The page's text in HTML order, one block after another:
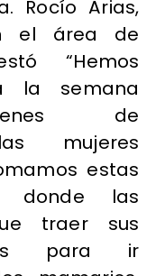
Rocío Arias,
el área de
“Hemos
la semana
de
mujeres
estas
donde las
traer sus
para ir